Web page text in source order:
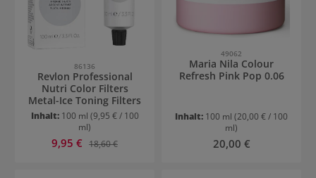
86136
Revlon Professional
Nutri Color Filters
Metal-Ice Toning Filters
Inhalt: 100 ml (9,95 € / 100
ml)
Verkaufspreis:
9,95 € Regulärer Preis:
18,60 €
49062
Maria Nila Colour
Refresh Pink Pop 0.06
Inhalt: 100 ml (20,00 € / 100
ml)
Regulärer Preis:
20,00 €